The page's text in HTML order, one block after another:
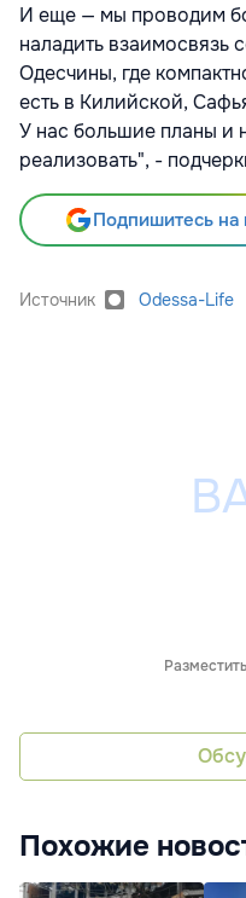
И еще — мы проводим
наладить взаимосвязь
Одесчины, где
есть в Килийской,
У нас большие планы и
реализовать", -
Подпишитесь на
Источник Odessa-Life
Похожие